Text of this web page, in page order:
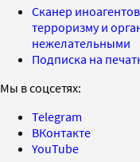
Сканер
терроризму и
нежелательными
Подписка на
Мы в соцсетях:
Telegram
ВКонтакте
YouTube